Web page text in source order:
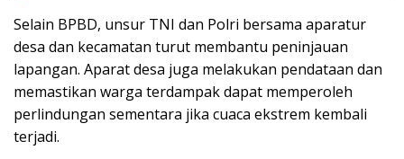
Selain BPBD, unsur TNI dan Polri bersama aparatur
desa dan kecamatan turut membantu peninjauan
lapangan. Aparat desa juga melakukan pendataan dan
memastikan warga terdampak dapat memperoleh
perlindungan sementara jika cuaca ekstrem kembali
terjadi.